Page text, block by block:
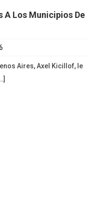
A Los Municipios De
Aires, Axel Kicillof, le